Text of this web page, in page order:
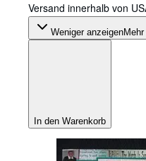
Versand innerhalb von
Weniger anzeigen
In den Warenkorb